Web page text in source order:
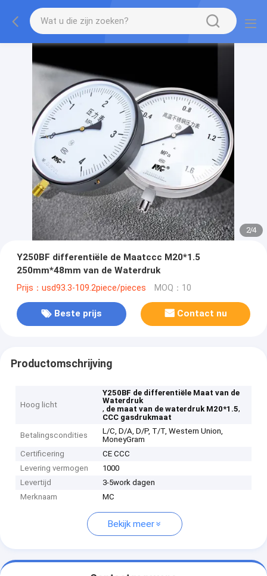
2/4
Y250BF differentiële de Maatccc M20*1.5
250mm*48mm van de Waterdruk
Prijs：usd93.3-109.2piece/pieces MOQ：10
Beste prijs Contact nu
Productomschrijving
Hoog licht
Y250BF de differentiële Maat van de
Waterdruk
, de maat van de waterdruk M20*1.5,
CCC gasdrukmaat
Betalingscondities
L/C, D/A, D/P, T/T, Western Union,
MoneyGram
Certificering
CE CCC
Levering vermogen
1000
Levertijd
3-5work dagen
Merknaam
MC
Bekijk meer